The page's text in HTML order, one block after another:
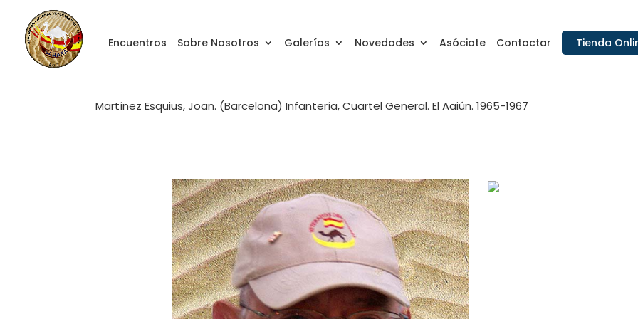
Encuentros Sobre Nosotros Galerías Novedades Asóciate Contactar Tienda
Martínez Esquius, Joan. (Barcelona) Infantería, Cuartel General. El Aaiún. 1965-1967